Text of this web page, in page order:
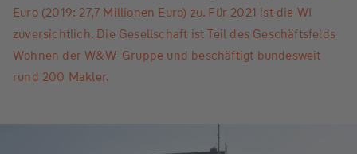
Euro (2019: 27,7 Millionen Euro) zu. Für 2021 ist die WI
zuversichtlich. Die Gesellschaft ist Teil des Geschäftsfelds
Wohnen der W&W-Gruppe und beschäftigt bundesweit
rund 200 Makler.